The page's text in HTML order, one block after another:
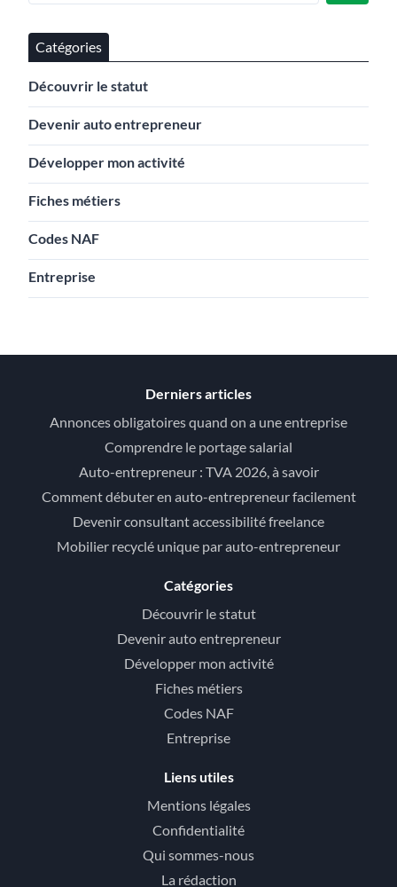
Catégories
Découvrir le statut
Devenir auto entrepreneur
Développer mon activité
Fiches métiers
Codes NAF
Entreprise
Derniers articles
Annonces obligatoires quand on a une entreprise
Comprendre le portage salarial
Auto-entrepreneur : TVA 2026, à savoir
Comment débuter en auto-entrepreneur facilement
Devenir consultant accessibilité freelance
Mobilier recyclé unique par auto-entrepreneur
Catégories
Découvrir le statut
Devenir auto entrepreneur
Développer mon activité
Fiches métiers
Codes NAF
Entreprise
Liens utiles
Mentions légales
Confidentialité
Qui sommes-nous
La rédaction